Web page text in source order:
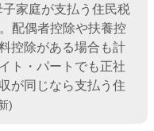
家庭が支払う住民税
配偶者控除や扶養控
控除がある場合も計
ト・パートでも正社
が同じなら支払う住
)